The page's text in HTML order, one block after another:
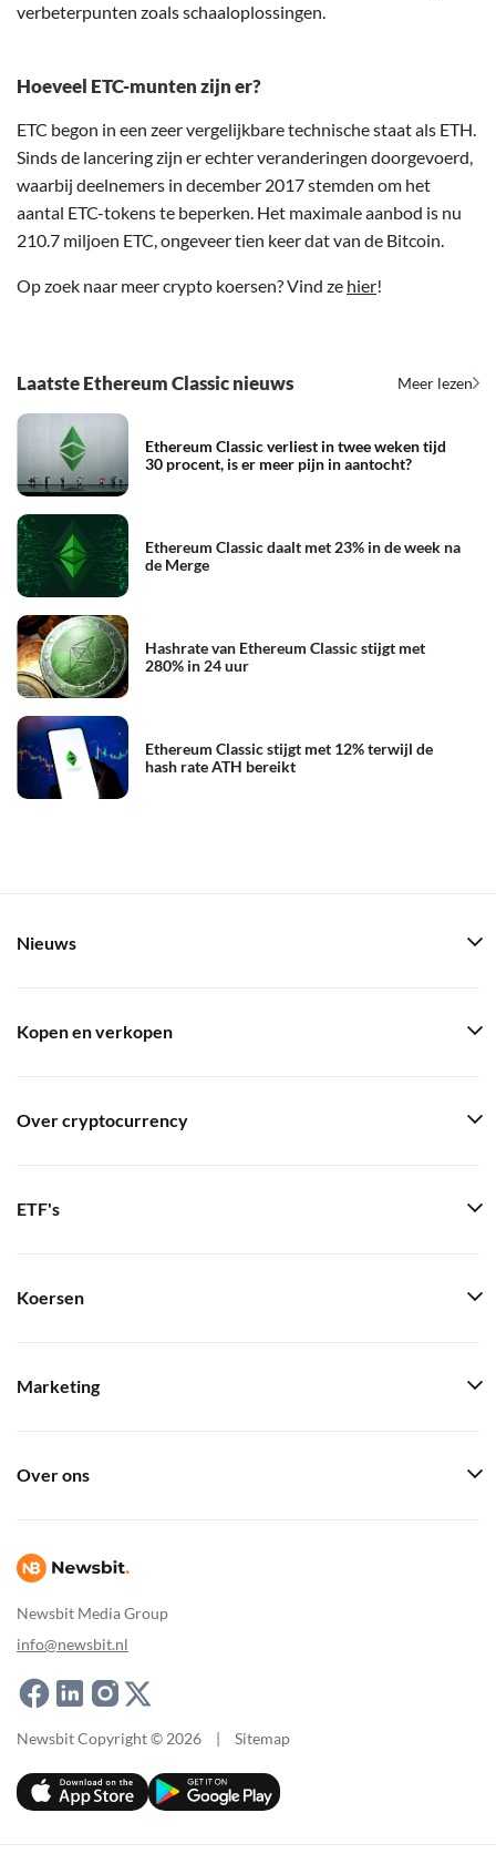
verbeterpunten zoals schaaloplossingen.
Hoeveel ETC-munten zijn er?
ETC begon in een zeer vergelijkbare technische staat als ETH.
Sinds de lancering zijn er echter veranderingen doorgevoerd,
waarbij deelnemers in december 2017 stemden om het
aantal ETC-tokens te beperken. Het maximale aanbod is nu
210.7 miljoen ETC, ongeveer tien keer dat van de Bitcoin.
Op zoek naar meer crypto koersen? Vind ze hier!
Laatste Ethereum Classic nieuws Meer lezen
Ethereum Classic verliest in twee weken tijd
30 procent, is er meer pijn in aantocht?
Ethereum Classic daalt met 23% in de week na
de Merge
Hashrate van Ethereum Classic stijgt met
280% in 24 uur
Ethereum Classic stijgt met 12% terwijl de
hash rate ATH bereikt
Newsbit Media Group
info@newsbit.nl
Nieuws
Kopen en verkopen
Over cryptocurrency
ETF's
Koersen
Marketing
Over ons
Newsbit Copyright © 2026 | Sitemap